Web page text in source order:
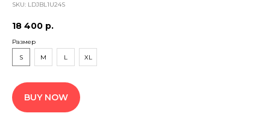
SKU: LDJBL1U24S
18 400 р.
Размер
S
M L XL
BUY NOW